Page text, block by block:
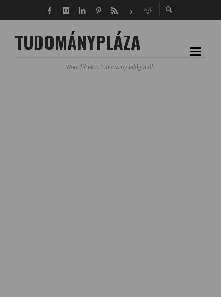
TUDOMÁNYPLÁZA
Napi hírek a tudomány világából.